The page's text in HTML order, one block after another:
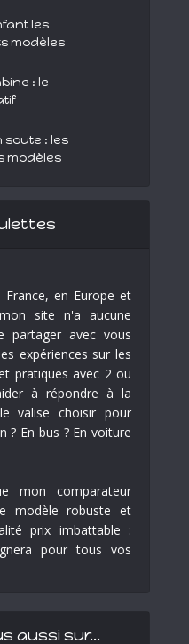
les
modèles
: le
soute : les
modèles
France, en Europe et
site n'a aucune
partager avec vous
expériences sur les
pratiques avec 2 ou
à répondre à la
valise choisir pour
? En bus ? En voiture
mon comparateur
modèle robuste et
prix imbattable :
pour tous vos
aussi sur…